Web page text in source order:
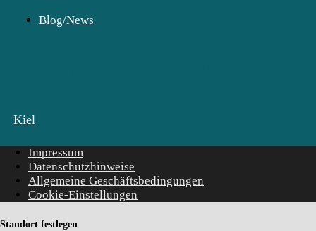
Blog/News
Kiel
Impressum
Datenschutzhinweise
Allgemeine Geschäftsbedingungen
Cookie-Einstellungen
Standort festlegen